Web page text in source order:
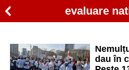
evaluare
dau în